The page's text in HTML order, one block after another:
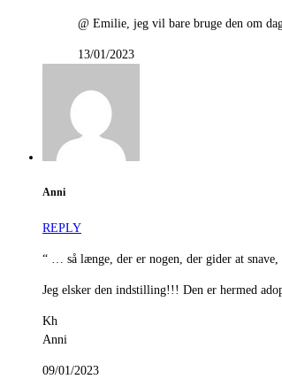
@ Emilie, jeg vil bare bruge den om
13/01/2023
Anni
REPLY
“ … så længe, der er nogen, der gider at snave,
Jeg elsker den indstilling!!! Den er hermed
Kh
Anni
09/01/2023